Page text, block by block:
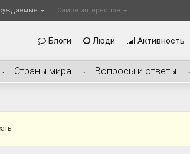
Самое интересное
Блоги Люди Активность
Страны мира Вопросы и ответы